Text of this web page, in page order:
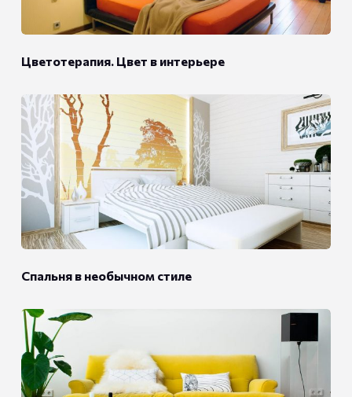
Цветотерапия. Цвет в интерьере
Спальня в необычном стиле